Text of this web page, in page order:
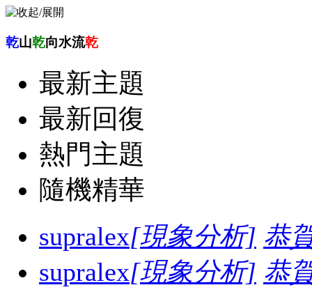
乾山乾向水流乾
最新主題
最新回復
熱門主題
隨機精華
supralex[現象分析] 恭
supralex[現象分析] 恭